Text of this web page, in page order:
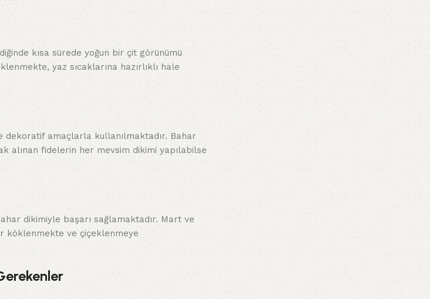
kısa sürede yoğun bir çit görünümü
yaz sıcaklarına hazırlıklı hale
dekoratif amaçlarla kullanılmaktadır. Bahar
alınan fidelerin her mevsim dikimi yapılabilse
dikimiyle başarı sağlamaktadır. Mart ve
köklenmekte ve çiçeklenmeye